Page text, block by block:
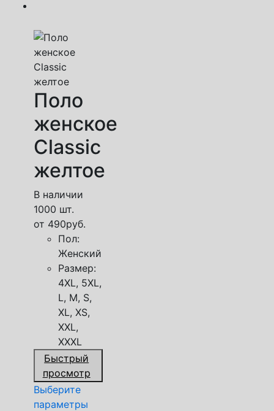
Поло
женское
Classic
желтое
В наличии
1000 шт.
от 490руб.
Пол:
Женский
Размер:
4XL, 5XL,
L, M, S,
XL, XS,
XXL,
XXXL
Быстрый
просмотр
Выберите
параметры